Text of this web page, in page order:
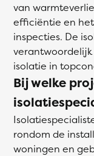
van
efficiëntie en
inspecties. De
isolatie in
Bij welke
rondom de
woningen en